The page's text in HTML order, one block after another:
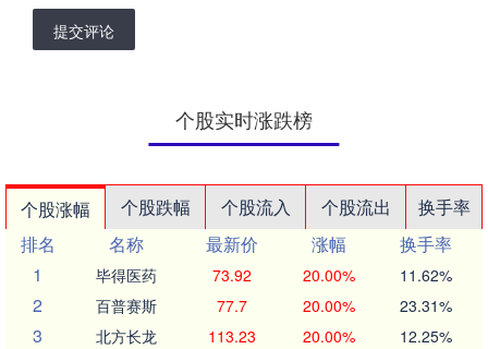
提交评论
个股实时涨跌榜
个股涨幅 个股跌幅 个股流入 个股流出
换手率
排名
名称 最新价 涨幅
换手率
1
毕得医药 73.92 20.00% 11.62%
2 百普赛斯 77.7 20.00% 23.31%
3 北方长龙 113.23 20.00% 12.25%